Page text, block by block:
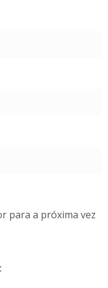
para a próxima vez